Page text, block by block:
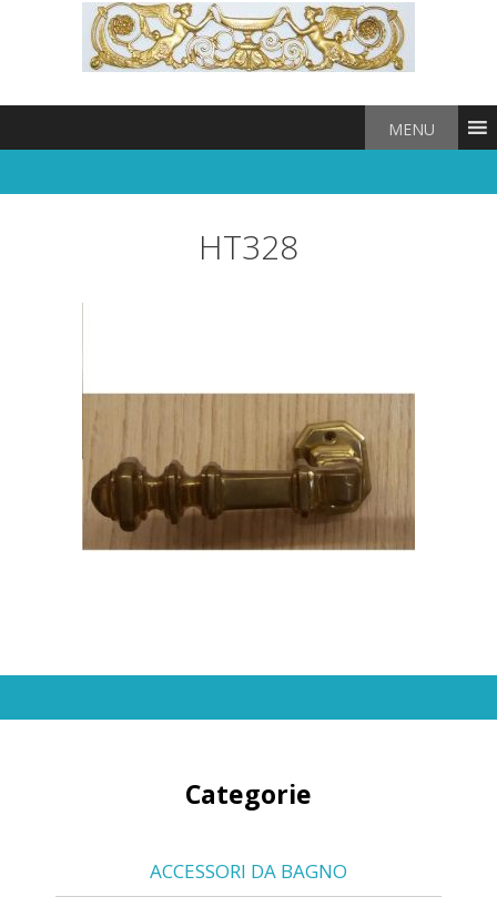
MENU
HT328
Categorie
ACCESSORI DA BAGNO